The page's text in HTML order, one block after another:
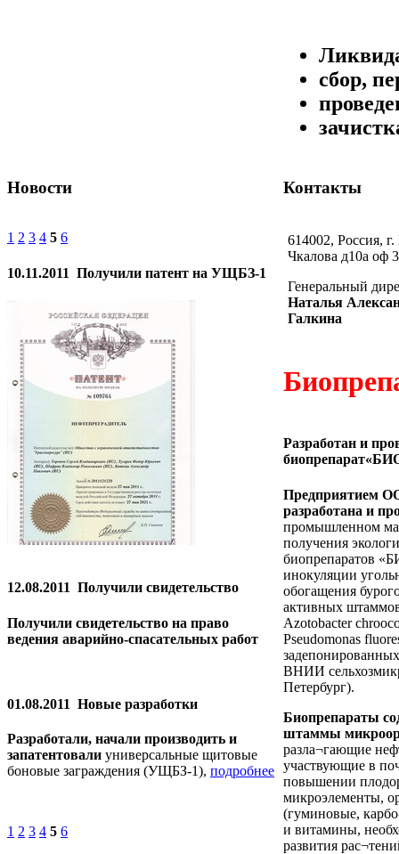
сбор,
Новости
1 2 3 4 5 6
10.11.2011 Получили патент на УЩБЗ-1
12.08.2011 Получили свидетельство
Получили свидетельство на право
ведения аварийно-спасательных работ
01.08.2011 Новые разработки
Разработали, начали производить и
запатентовали универсальные щитовые
боновые заграждения (УЩБЗ-1), подробнее
1 2 3 4 5 6
Контакты
614002, Россия,
Чкалова д10а оф 3
Генеральный
Наталья
Галкина
Разработан и
Предприятием
разработана и
промышленном
получения
биопрепаратов
инокуляции
обогащения
активных
Azotobacter
Pseudomonas
ВНИИ
Петербург).
Биопрепараты
штаммы
разла¬гающие
участвующие в
повышении
микроэлементы,
(гуминовые,
и витамины,
развития